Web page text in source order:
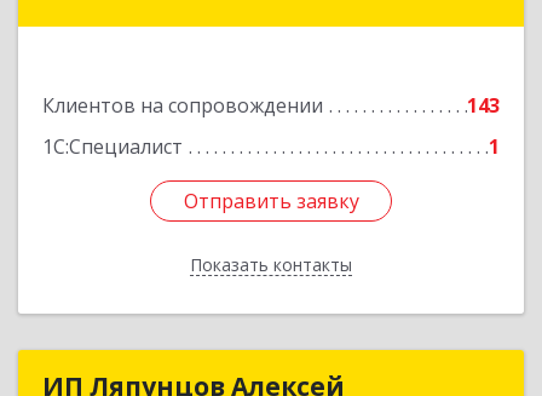
Клиентов на сопровождении
143
1С:Специалист
1
Отправить заявку
Показать контакты
Отправить заявку
Назад
ИП Ляпунцов АлексейИП Ляпунцов Алексей